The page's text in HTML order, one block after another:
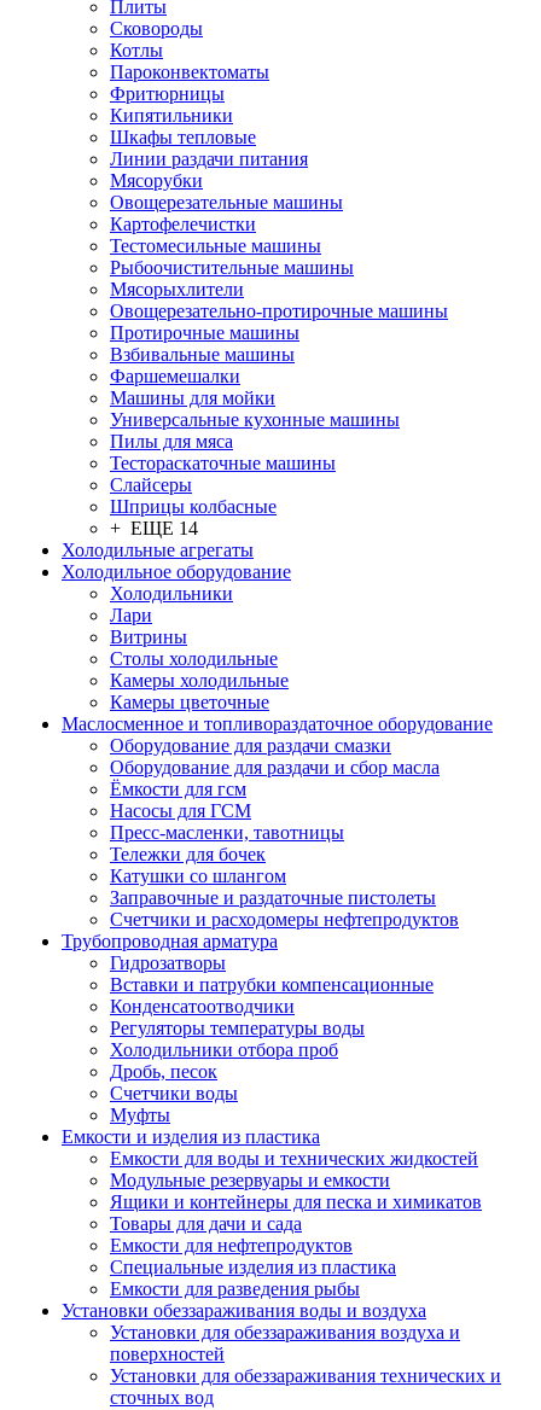
Плиты
Сковороды
Котлы
Пароконвектоматы
Фритюрницы
Кипятильники
Шкафы тепловые
Линии раздачи питания
Мясорубки
Овощерезательные машины
Картофелечистки
Тестомесильные машины
Рыбоочистительные машины
Мясорыхлители
Овощерезательно-протирочные машины
Протирочные машины
Взбивальные машины
Фаршемешалки
Машины для мойки
Универсальные кухонные машины
Пилы для мяса
Тестораскаточные машины
Слайсеры
Шприцы колбасные
+ ЕЩЕ 14
Холодильные агрегаты
Холодильное оборудование
Холодильники
Лари
Витрины
Столы холодильные
Камеры холодильные
Камеры цветочные
Маслосменное и топливораздаточное оборудование
Оборудование для раздачи смазки
Оборудование для раздачи и сбор масла
Ёмкости для гсм
Насосы для ГСМ
Пресс-масленки, тавотницы
Тележки для бочек
Катушки со шлангом
Заправочные и раздаточные пистолеты
Счетчики и расходомеры нефтепродуктов
Трубопроводная арматура
Гидрозатворы
Вставки и патрубки компенсационные
Конденсатоотводчики
Регуляторы температуры воды
Холодильники отбора проб
Дробь, песок
Счетчики воды
Муфты
Емкости и изделия из пластика
Емкости для воды и технических жидкостей
Модульные резервуары и емкости
Ящики и контейнеры для песка и химикатов
Товары для дачи и сада
Емкости для нефтепродуктов
Специальные изделия из пластика
Емкости для разведения рыбы
Установки обеззараживания воды и воздуха
Установки для обеззараживания воздуха и
поверхностей
Установки для обеззараживания технических и
сточных вод